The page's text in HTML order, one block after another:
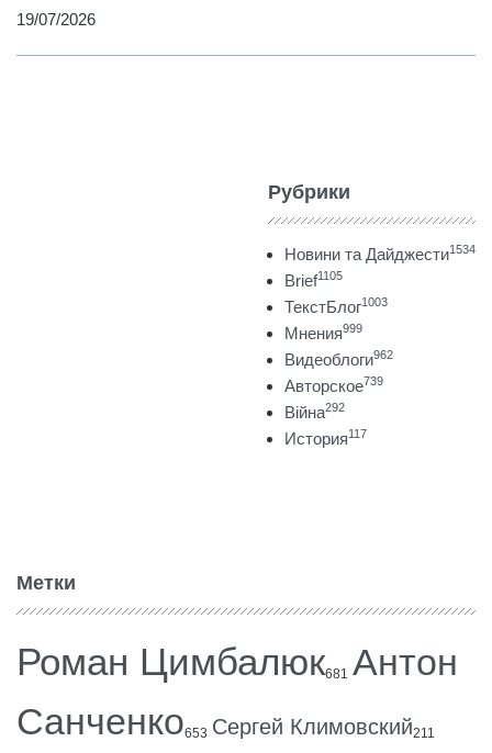
19/07/2026
Рубрики
Новини та Дайджести1534
Brief1105
ТекстБлог1003
Мнения999
Видеоблоги962
Авторское739
Війна292
История117
Метки
Роман Цимбалюк681 Антон
Санченко653 Сергей Климовский211